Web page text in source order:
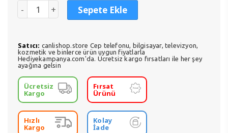
Sepete Ekle
Satıcı: canlishop.store Cep telefonu, bilgisayar, televizyon,
kozmetik ve binlerce ürün uygun fiyatlarla
Hediyekampanya.com'da. Ücretsiz kargo fırsatları ile her şey
ayağına gelsin
Ücretsiz
Kargo
Fırsat
Ürünü
Hızlı
Kargo
Kolay
İade